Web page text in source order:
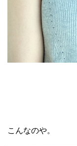
こんなのや。